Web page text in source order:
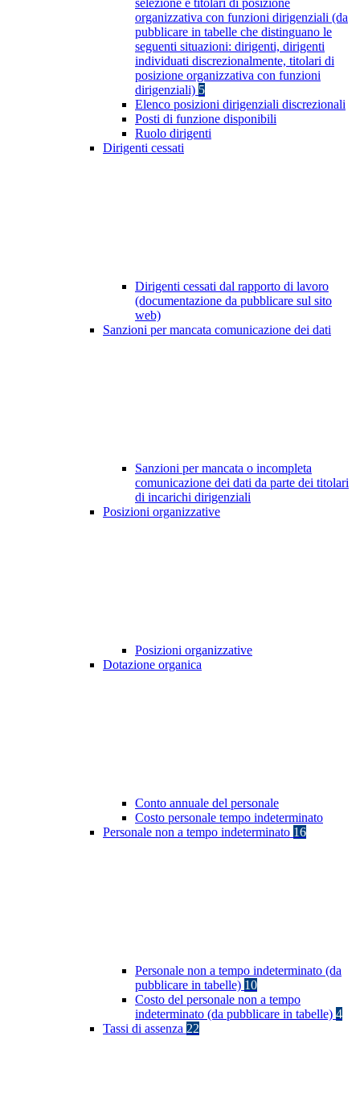
selezione e titolari di posizione
organizzativa con funzioni dirigenziali (da
pubblicare in tabelle che distinguano le
seguenti situazioni: dirigenti, dirigenti
individuati discrezionalmente, titolari di
posizione organizzativa con funzioni
dirigenziali) 5
Elenco posizioni dirigenziali discrezionali
Posti di funzione disponibili
Ruolo dirigenti
Dirigenti cessati
Dirigenti cessati dal rapporto di lavoro
(documentazione da pubblicare sul sito
web)
Sanzioni per mancata comunicazione dei dati
Sanzioni per mancata o incompleta
comunicazione dei dati da parte dei titolari
di incarichi dirigenziali
Posizioni organizzative
Posizioni organizzative
Dotazione organica
Conto annuale del personale
Costo personale tempo indeterminato
Personale non a tempo indeterminato 16
Personale non a tempo indeterminato (da
pubblicare in tabelle) 10
Costo del personale non a tempo
indeterminato (da pubblicare in tabelle) 4
Tassi di assenza 22